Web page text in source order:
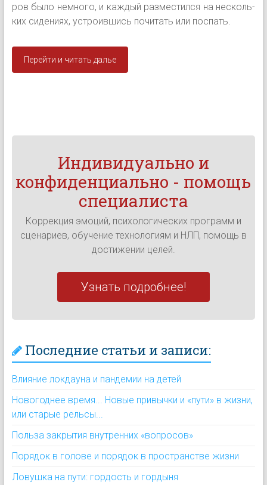
ров было немного, и каждый разместился на несколь­
ких сидениях, устроившись почитать или поспать.
Перейти и читать далье
Индивидуально и
конфиденциально - помощь
специалиста
Коррекция эмоций, психологических программ и
сценариев, обучение технологиям и НЛП, помощь в
достижении целей.
Узнать подробнее!
Последние статьи и записи:
Влияние локдауна и пандемии на детей
Новогоднее время... Новые привычки и «пути» в жизни,
или старые рельсы...
Польза закрытия внутренних «вопросов»
Порядок в голове и порядок в пространстве жизни
Ловушка на пути: гордость и гордыня